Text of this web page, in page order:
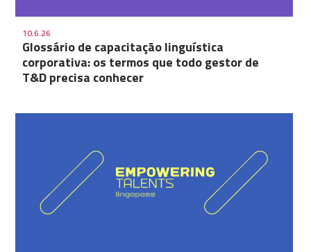
10.6.26
Glossário de capacitação linguística
corporativa: os termos que todo gestor de
T&D precisa conhecer